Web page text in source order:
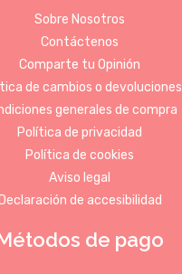
Sobre Nosotros
Contáctenos
Comparte tu Opinión
de cambios o devoluciones
generales de compra
Política de privacidad
Política de cookies
Aviso legal
Declaración de accesibilidad
de pago